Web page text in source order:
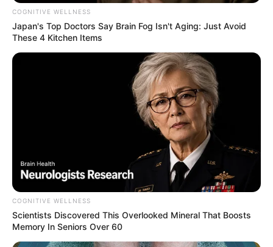
COGNITIVE WELLNESS
Japan's Top Doctors Say Bra​in Fo​g Isn't Aging: Just Avoid
These 4 Kitchen Items
COGNITIVE WELLNESS
Scientists Discovered This Overlooked Mineral That Boosts
Memory In Seniors Over 60